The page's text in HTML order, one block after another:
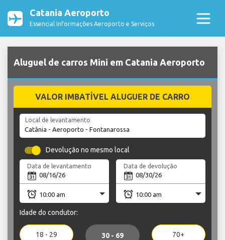
Catania Aeroporto
Essencial Informações Aeroporto e Serviços
Aluguel de carros Mini em Catania Aeroporto
VALOR IMBATÍVEL ALUGUER DE CARRO
Local de levantamento
Devolução no mesmo local
Data de levantamento Data de devolução
Idade do condutor:
18 - 29 30 - 69 70+